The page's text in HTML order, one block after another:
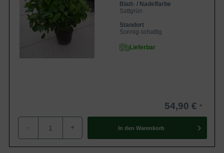
Blatt- / Nadelfarbe
Sattgrün
Standort
Sonnig-schattig
Lieferbar
54,90 €
- + In den Warenkorb